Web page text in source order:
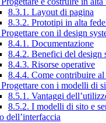
8.3.1. Layout di pagina
8.3.2. Prototipi in alta
con il design
8.4.1. Documentazione
8.4.2. Benefici del design
8.4.3. Risorse operative
8.4.4. Come contribuire
con i modelli di
8.5.1. Vantaggi
8.5.2. I modelli di sito e
dell’interfaccia